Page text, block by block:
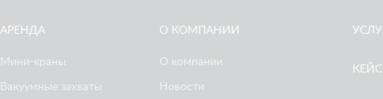
АРЕНДА
Мини-краны
Вакуумные захваты
О КОМПАНИИ
О компании
Новости